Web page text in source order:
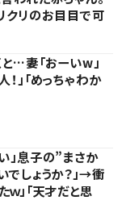
クリのお目目で可
…妻「おーいw」
」「めっちゃわか
」息子の”まさか
しょうか？」→衝
」「天才だと思